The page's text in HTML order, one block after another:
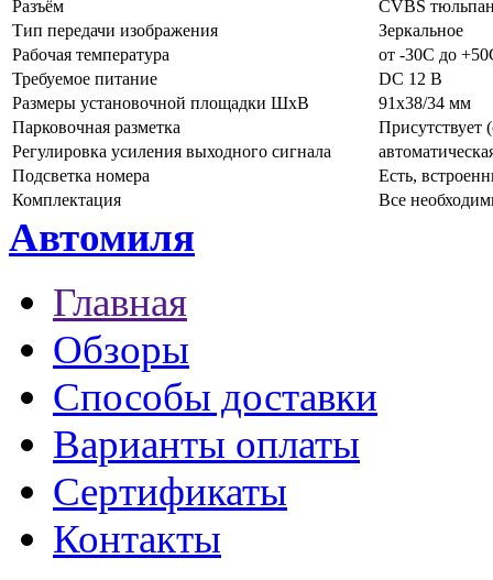
Разъём
CVBS
Тип передачи изображения
Зеркальное
Рабочая температура
от -30C до
Требуемое питание
DC 12 В
Размеры установочной площадки ШхВ
91x38/34 мм
Парковочная разметка
Присутствует
Регулировка усиления выходного сигнала
Подсветка номера
Есть,
Комплектация
Все
Автомиля
Главная
Обзоры
Способы доставки
Варианты оплаты
Сертификаты
Контакты